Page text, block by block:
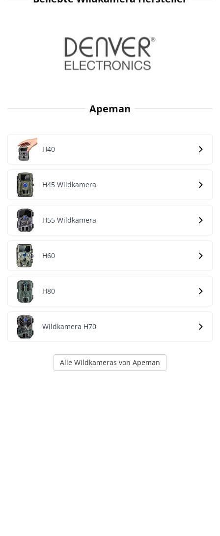
Apeman
H40
H45 Wildkamera
H55 Wildkamera
H60
H80
Wildkamera H70
Alle Wildkameras von Apeman